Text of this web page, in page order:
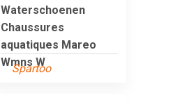
Waterschoenen
Chaussures
aquatiques Mareo
Wmns W
Spartoo